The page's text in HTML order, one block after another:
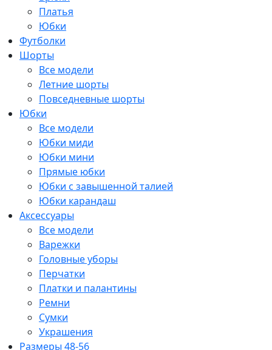
Платья
Юбки
Футболки
Шорты
Все модели
Летние шорты
Повседневные шорты
Юбки
Все модели
Юбки миди
Юбки мини
Прямые юбки
Юбки с завышенной талией
Юбки карандаш
Аксессуары
Все модели
Варежки
Головные уборы
Перчатки
Платки и палантины
Ремни
Сумки
Украшения
Размеры 48-56